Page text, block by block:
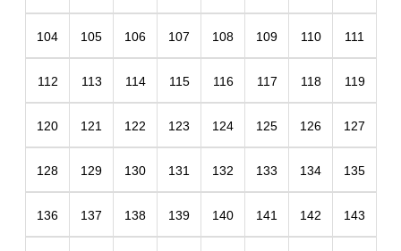
104 105 106 107 108 109 110 111
112 113 114 115 116 117 118 119
120 121 122 123 124 125 126 127
128 129 130 131 132 133 134 135
136 137 138 139 140 141 142 143